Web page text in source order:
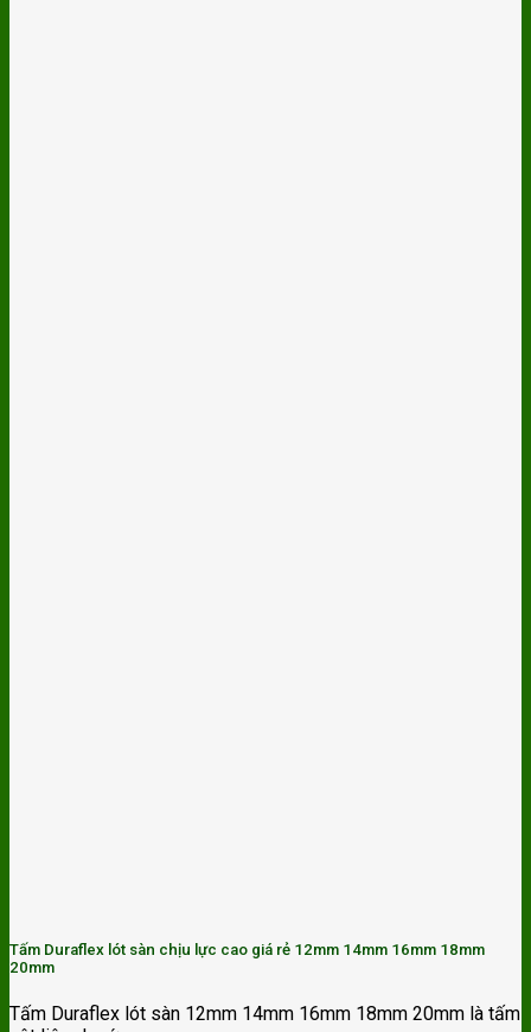
Tấm Duraflex lót sàn chịu lực cao giá rẻ 12mm 14mm 16mm 18mm
20mm
Tấm Duraflex lót sàn 12mm 14mm 16mm 18mm 20mm là tấm